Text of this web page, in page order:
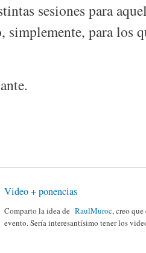
sesiones para
simplemente, para los
Video + ponencias
Comparto la idea de RaulMuroc, creo
evento. Sería interesantísimo tener los